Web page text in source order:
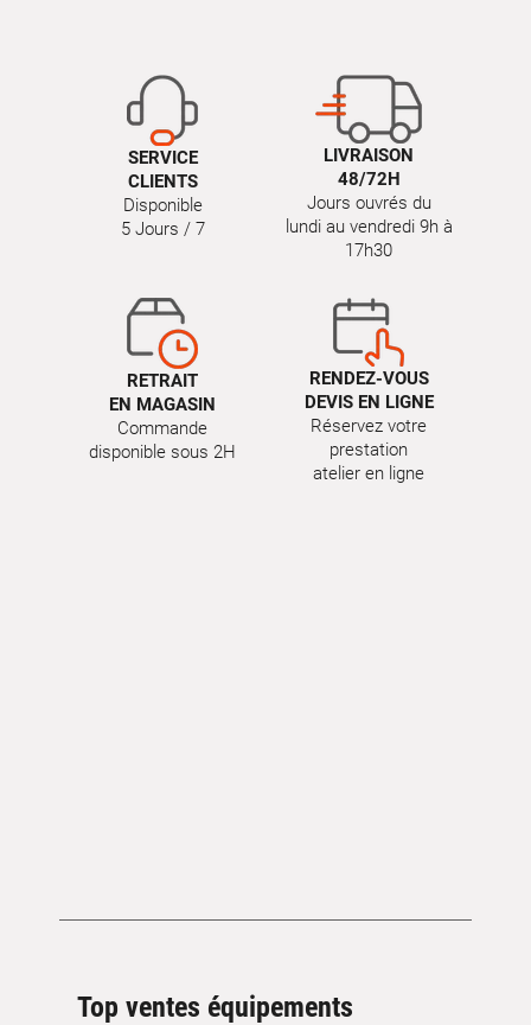
SERVICE
CLIENTS
Disponible
5 Jours / 7
LIVRAISON
48/72H
Jours ouvrés du
lundi au vendredi 9h à
17h30
RETRAIT
EN MAGASIN
Commande
disponible sous 2H
RENDEZ-VOUS
DEVIS EN LIGNE
Réservez votre
prestation
atelier en ligne
Top ventes équipements